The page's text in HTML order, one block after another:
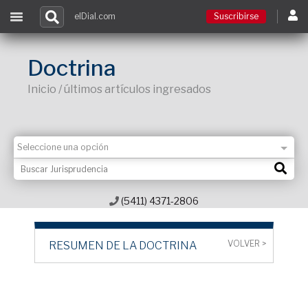
Contacto
elDial.com Suscribirse
Doctrina
Inicio / últimos artículos ingresados
(5411) 4371-2806
RESUMEN DE LA DOCTRINA VOLVER >